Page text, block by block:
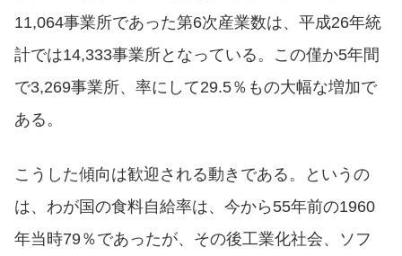
11,064事業所であった第6次産業数は、平成26年統
計では14,333事業所となっている。この僅か5年間
で3,269事業所、率にして29.5％もの大幅な増加で
ある。
こうした傾向は歓迎される動きである。というの
は、わが国の食料自給率は、今から55年前の1960
年当時79％であったが、その後工業化社会、ソフ